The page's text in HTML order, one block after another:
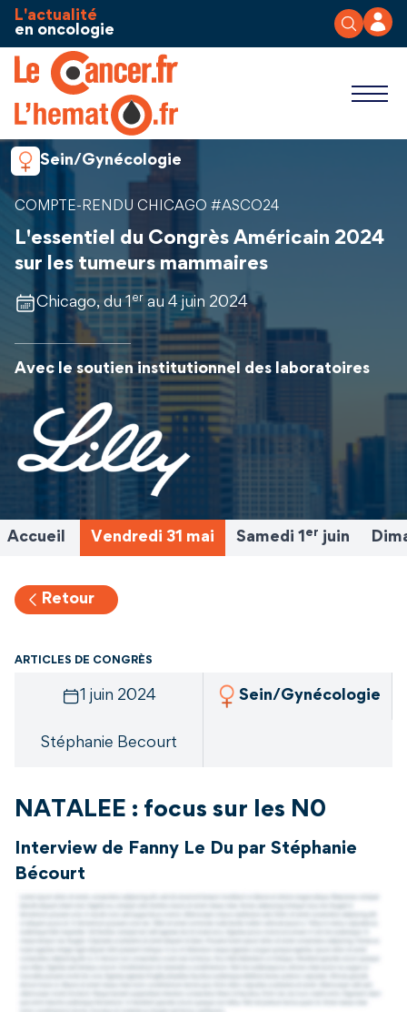
Aller au contenu
L'actualité
en oncologie
Sein/Gynécologie
COMPTE-RENDU CHICAGO #ASCO24
L'essentiel du Congrès Américain 2024
sur les tumeurs mammaires
Chicago, du 1er au 4 juin 2024
Avec le soutien institutionnel des laboratoires
Accueil Vendredi 31 mai Samedi 1er juin
Retour
ARTICLES DE CONGRÈS
1 juin 2024 Sein/Gynécologie
Stéphanie Becourt
NATALEE : focus sur les N0
Interview de Fanny Le Du par Stéphanie
Bécourt
Panneau de gestion des cookies